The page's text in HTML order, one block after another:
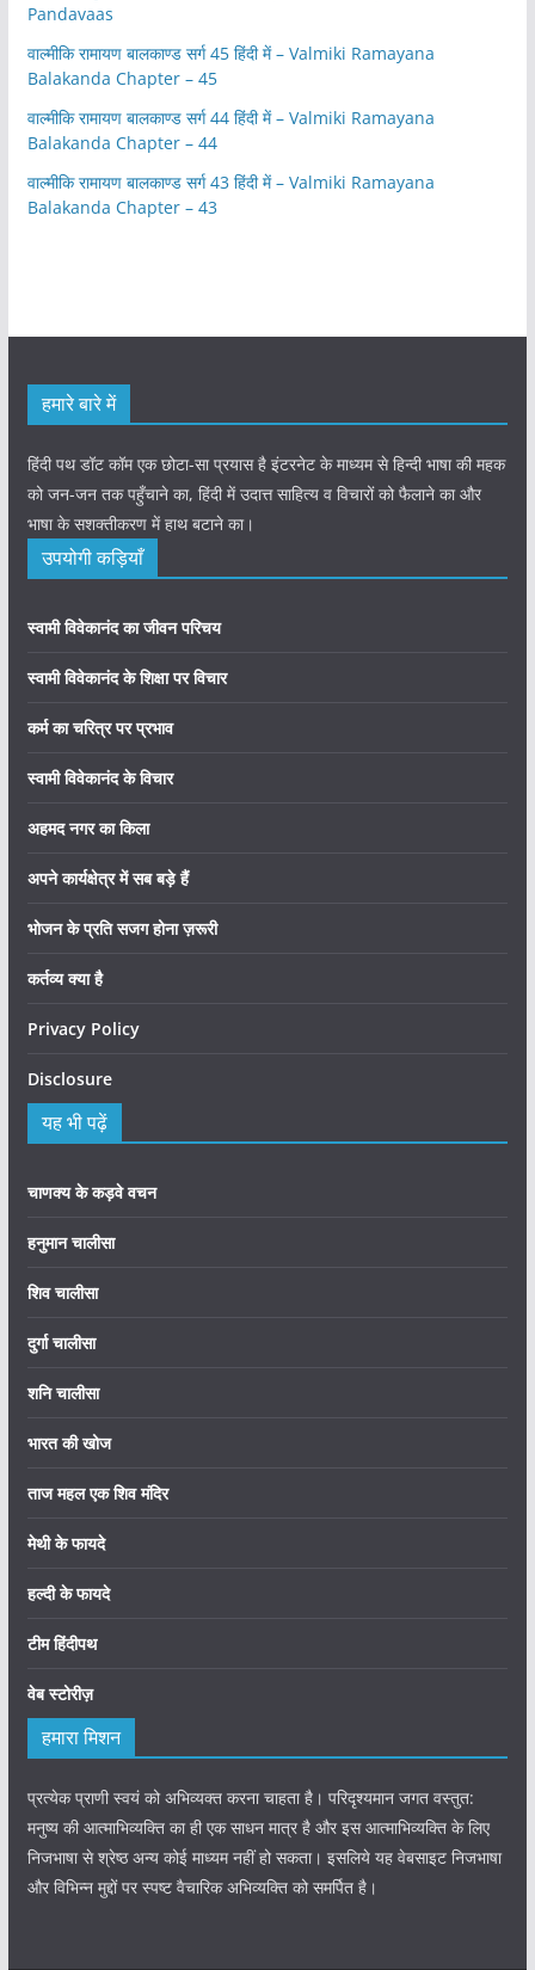
Pandavaas
वाल्मीकि रामायण बालकाण्ड सर्ग 45 हिंदी में – Valmiki Ramayana
Balakanda Chapter – 45
वाल्मीकि रामायण बालकाण्ड सर्ग 44 हिंदी में – Valmiki Ramayana
Balakanda Chapter – 44
वाल्मीकि रामायण बालकाण्ड सर्ग 43 हिंदी में – Valmiki Ramayana
Balakanda Chapter – 43
हमारे बारे में
हिंदी पथ डॉट कॉम एक छोटा-सा प्रयास है इंटरनेट के माध्यम से हिन्दी भाषा की महक
को जन-जन तक पहुँचाने का, हिंदी में उदात्त साहित्य व विचारों को फैलाने का और
भाषा के सशक्तीकरण में हाथ बटाने का।
उपयोगी कड़ियाँ
स्वामी विवेकानंद का जीवन परिचय
स्वामी विवेकानंद के शिक्षा पर विचार
कर्म का चरित्र पर प्रभाव
स्वामी विवेकानंद के विचार
अहमद नगर का किला
अपने कार्यक्षेत्र में सब बड़े हैं
भोजन के प्रति सजग होना ज़रूरी
कर्तव्य क्या है
Privacy Policy
Disclosure
यह भी पढ़ें
चाणक्य के कड़वे वचन
हनुमान चालीसा
शिव चालीसा
दुर्गा चालीसा
शनि चालीसा
भारत की खोज
ताज महल एक शिव मंदिर
मेथी के फायदे
हल्दी के फायदे
टीम हिंदीपथ
वेब स्टोरीज़
हमारा मिशन
प्रत्येक प्राणी स्वयं को अभिव्यक्त करना चाहता है। परिदृश्यमान जगत वस्तुत:
मनुष्य की आत्माभिव्यक्ति का ही एक साधन मात्र है और इस आत्माभिव्यक्ति के लिए
निजभाषा से श्रेष्ठ अन्य कोई माध्यम नहीं हो सकता। इसलिये यह वेबसाइट निजभाषा
और विभिन्न मुद्दों पर स्पष्ट वैचारिक अभिव्यक्ति को समर्पित है।